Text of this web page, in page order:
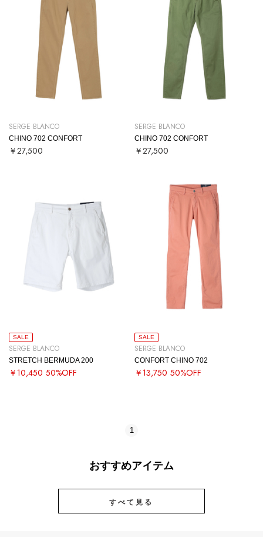
SERGE BLANCO
CHINO 702 CONFORT
￥27,500
SERGE BLANCO
CHINO 702 CONFORT
￥27,500
SALE
SERGE BLANCO
STRETCH BERMUDA 200
￥10,450 50%OFF
SALE
SERGE BLANCO
CONFORT CHINO 702
￥13,750 50%OFF
1
おすすめアイテム
すべて見る